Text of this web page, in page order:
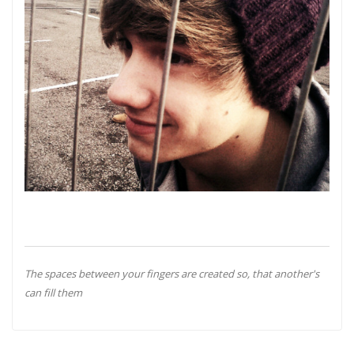
The spaces between your fingers are created so, that another's
can fill them